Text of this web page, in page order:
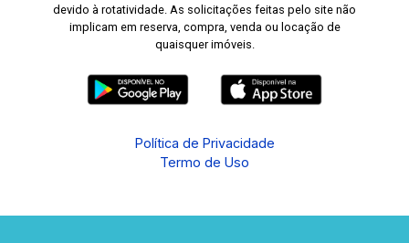
devido à rotatividade. As solicitações feitas pelo site não
implicam em reserva, compra, venda ou locação de
quaisquer imóveis.
Política de Privacidade
Termo de Uso